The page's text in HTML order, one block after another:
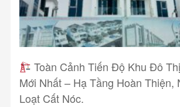
Toàn Cảnh Tiến Độ Khu Đô
Mới Nhất – Hạ Tầng Hoàn Thiện,
Loạt Cất Nóc.